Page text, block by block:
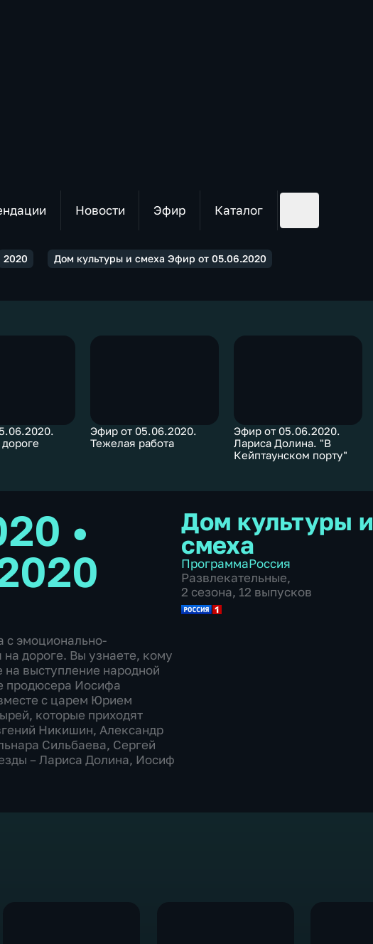
Новости Эфир Каталог
2020 Дом культуры и смеха Эфир от 05.06.2020
Эфир от 05.06.2020.
Тежелая работа
Эфир от 05.06.2020.
Лариса Долина. "В
Кейптаунском порту"
•
с эмоционально-
дороге. Вы узнаете, кому
на выступление народной
продюсера Иосифа
с царем Юрием
которые приходят
Никишин, Александр
Сильбаева, Сергей
– Лариса Долина, Иосиф
Дом культуры и
смеха
ПрограммаРоссия
Развлекательные,
2 сезона, 12 выпусков